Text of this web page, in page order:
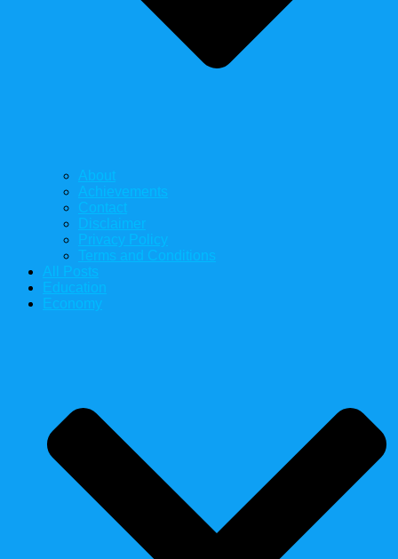
About
Achievements
Contact
Disclaimer
Privacy Policy
Terms and Conditions
All Posts
Education
Economy